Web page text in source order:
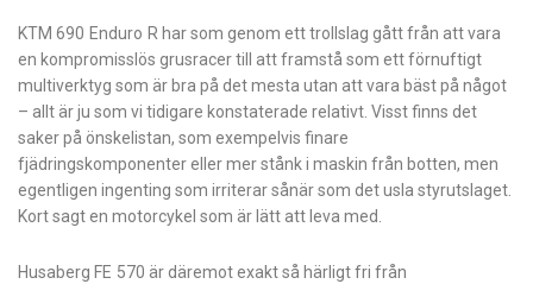
KTM 690 Enduro R har som genom ett trollslag gått från att vara
en kompromisslös grusracer till att framstå som ett förnuftigt
multiverktyg som är bra på det mesta utan att vara bäst på något
– allt är ju som vi tidigare konstaterade relativt. Visst finns det
saker på önskelistan, som exempelvis finare
fjädringskomponenter eller mer stånk i maskin från botten, men
egentligen ingenting som irriterar sånär som det usla styrutslaget.
Kort sagt en motorcykel som är lätt att leva med.
Husaberg FE 570 är däremot exakt så härligt fri från